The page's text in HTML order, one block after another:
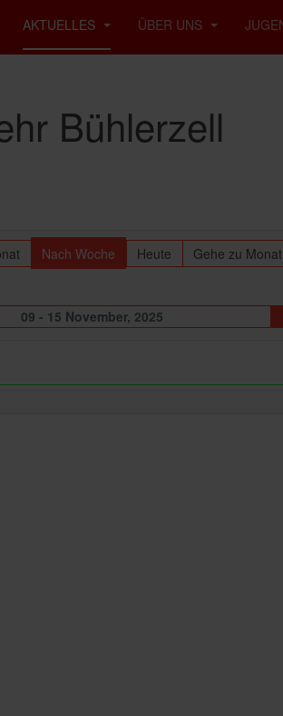
AKTUELLES ÜBER UNS
Bühlerzell
Nach Woche Heute Gehe zu Monat
09 - 15 November, 2025